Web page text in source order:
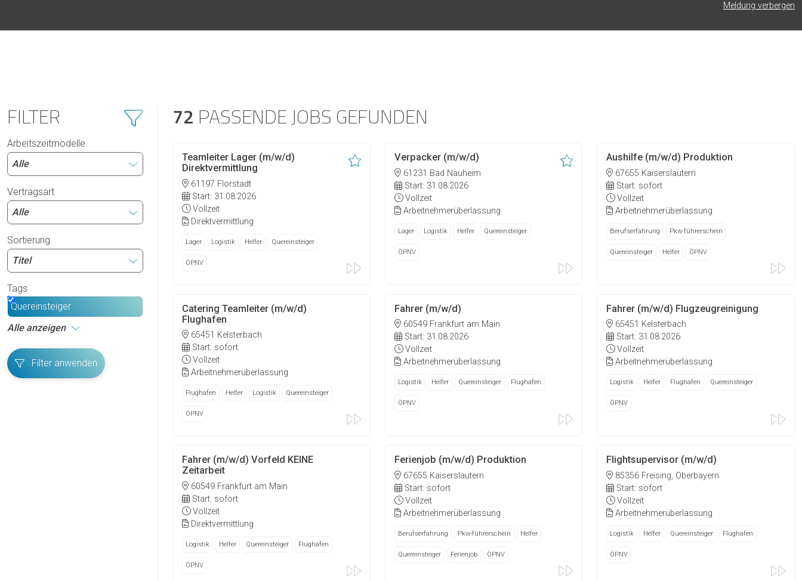
Meldung verbergen
FILTER
Arbeitszeitmodelle
Vertragsart
Sortierung
Tags
Quereinsteiger
Alle anzeigen
Filter anwenden
72 PASSENDE JOBS GEFUNDEN
Teamleiter Lager (m/w/d)
Direktvermittlung
61197 Florstadt
Start: 31.08.2026
Vollzeit
Direktvermittlung
Lager Logistik Helfer Quereinsteiger
ÖPNV
Verpacker (m/w/d)
61231 Bad Nauheim
Start: 31.08.2026
Vollzeit
Arbeitnehmerüberlassung
Lager Logistik Helfer Quereinsteiger
ÖPNV
Aushilfe (m/w/d) Produktion
67655 Kaiserslautern
Start: sofort
Vollzeit
Arbeitnehmerüberlassung
Berufserfahrung Pkw-führerschein
Quereinsteiger Helfer ÖPNV
Catering Teamleiter (m/w/d)
Flughafen
65451 Kelsterbach
Start: sofort
Vollzeit
Arbeitnehmerüberlassung
Flughafen Helfer Logistik Quereinsteiger
ÖPNV
Fahrer (m/w/d)
60549 Frankfurt am Main
Start: 31.08.2026
Vollzeit
Arbeitnehmerüberlassung
Logistik Helfer Quereinsteiger Flughafen
ÖPNV
Fahrer (m/w/d) Flugzeugreinigung
65451 Kelsterbach
Start: 31.08.2026
Vollzeit
Arbeitnehmerüberlassung
Logistik Helfer Flughafen Quereinsteiger
ÖPNV
Fahrer (m/w/d) Vorfeld KEINE
Zeitarbeit
60549 Frankfurt am Main
Start: sofort
Vollzeit
Direktvermittlung
Logistik Helfer Quereinsteiger Flughafen
ÖPNV
Ferienjob (m/w/d) Produktion
67655 Kaiserslautern
Start: sofort
Vollzeit
Arbeitnehmerüberlassung
Berufserfahrung Pkw-führerschein Helfer
Quereinsteiger Ferienjob ÖPNV
Flightsupervisor (m/w/d)
85356 Freising, Oberbayern
Start: sofort
Vollzeit
Arbeitnehmerüberlassung
Logistik Helfer Quereinsteiger Flughafen
ÖPNV